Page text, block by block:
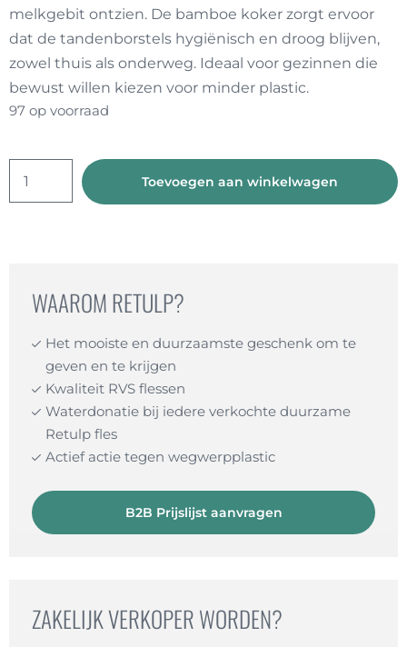
melkgebit ontzien. De bamboe koker zorgt ervoor
dat de tandenborstels hygiënisch en droog blijven,
zowel thuis als onderweg. Ideaal voor gezinnen die
bewust willen kiezen voor minder plastic.
97 op voorraad
tandenborstel
stuks
inclusief
koker
aantal
Toevoegen aan winkelwagen
WAAROM RETULP?
Het mooiste en duurzaamste geschenk om te
geven en te krijgen
Kwaliteit RVS flessen
Waterdonatie bij iedere verkochte duurzame
Retulp fles
Actief actie tegen wegwerpplastic
B2B Prijslijst aanvragen
ZAKELIJK VERKOPER WORDEN?